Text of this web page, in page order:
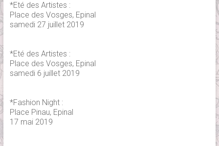
*Eté des Artistes :
Place des Vosges, Epinal
samedi 27 juillet 2019
*Eté des Artistes :
Place des Vosges, Epinal
samedi 6 juillet 2019
*Fashion Night :
Place Pinau, Epinal
17 mai 2019